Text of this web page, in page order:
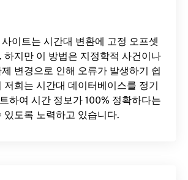
이트는 시간대 변환에 ​​고정 오프셋
하지만 이 방법은 지정학적 사건이나
변경으로 인해 오류가 발생하기 쉽
저희는 시간대 데이터베이스를 정기
하여 시간 정보가 100% 정확하다는
있도록 노력하고 있습니다.